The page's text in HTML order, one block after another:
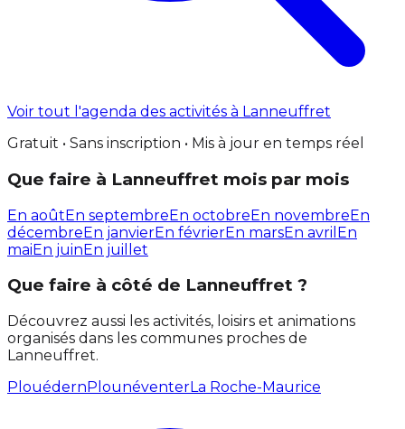
Voir tout l'agenda des activités à Lanneuffret
Gratuit • Sans inscription • Mis à jour en temps réel
Que faire à Lanneuffret mois par mois
En aoûtEn septembreEn octobreEn novembreEn
décembreEn janvierEn févrierEn marsEn avril En
maiEn juinEn juillet
Que faire à côté de Lanneuffret ?
Découvrez aussi les activités, loisirs et animations
organisés dans les communes proches de
Lanneuffret.
PlouédernPlounéventerLa Roche-Maurice